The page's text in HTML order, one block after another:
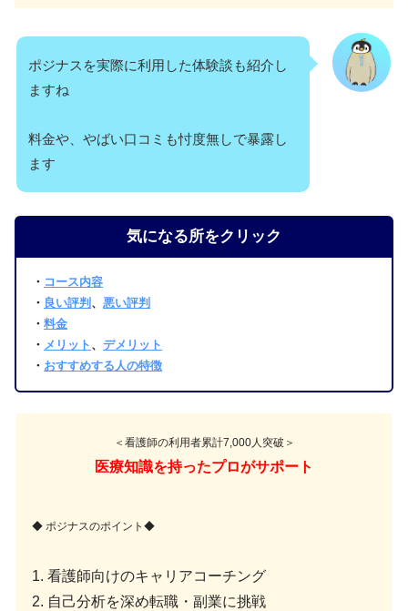
ポジナスを実際に利用した体験談も紹介し
ますね
料金や、やばい口コミも忖度無しで暴露し
ます
気になる所をクリック
・ コース内容
・ 良い評判 、悪い評判
・料金
・ メリット 、デメリット
・ おすすめする人の特徴
＜看護師の利用者累計7,000人突破＞
医療知識を持ったプロがサポート
◆ ポジナスのポイント◆
1. 看護師向けのキャリアコーチング
2. 自己分析を深め転職・副業に挑戦